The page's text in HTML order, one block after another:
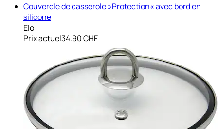
Couvercle de casserole »Protection« avec bord en
silicone
Elo
Prix actuel34.90 CHF